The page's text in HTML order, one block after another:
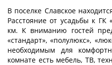
В поселке Славское
Расстояние от усадьбы к ГК
км. К вниманию гостей
«стандарт», «полулюкс»,
необходимым для
комнате есть мебель, ТВ,